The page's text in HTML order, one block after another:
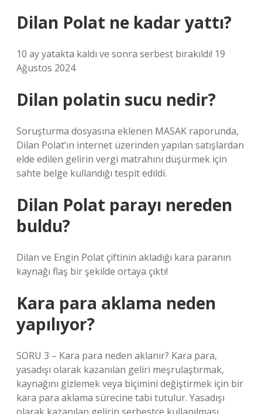
Dilan Polat ne kadar yattı?
10 ay yatakta kaldı ve sonra serbest bırakıldı! 19
Ağustos 2024
Dilan polatin sucu nedir?
Soruşturma dosyasına eklenen MASAK raporunda,
Dilan Polat’ın internet üzerinden yapılan satışlardan
elde edilen gelirin vergi matrahını düşürmek için
sahte belge kullandığı tespit edildi.
Dilan Polat parayı nereden
buldu?
Dilan ve Engin Polat çiftinin akladığı kara paranın
kaynağı flaş bir şekilde ortaya çıktı!
Kara para aklama neden
yapılıyor?
SORU 3 – Kara para neden aklanır? Kara para,
yasadışı olarak kazanılan geliri meşrulaştırmak,
kaynağını gizlemek veya biçimini değiştirmek için bir
kara para aklama sürecine tabi tutulur. Yasadışı